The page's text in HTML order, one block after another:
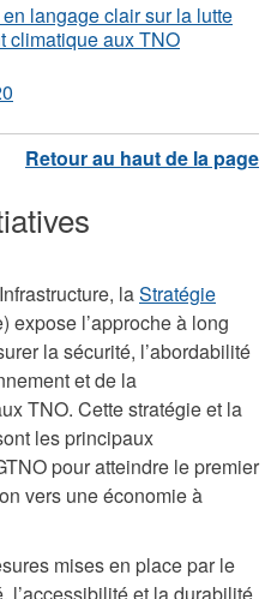
langage clair sur la lutte
climatique aux TNO
laStratégie
expose l’approche à long
la sécurité, l’abordabilité
et de la
TNO. Cette stratégie et la
les principaux
pour atteindre le premier
vers une économie à
mises en place par le